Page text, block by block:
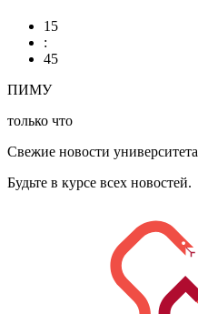
15
:
45
ПИМУ
только что
Свежие новости университета
Будьте в курсе всех новостей.